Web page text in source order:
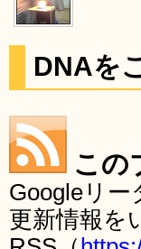
DNAを
この
Googleリ
更新情報を